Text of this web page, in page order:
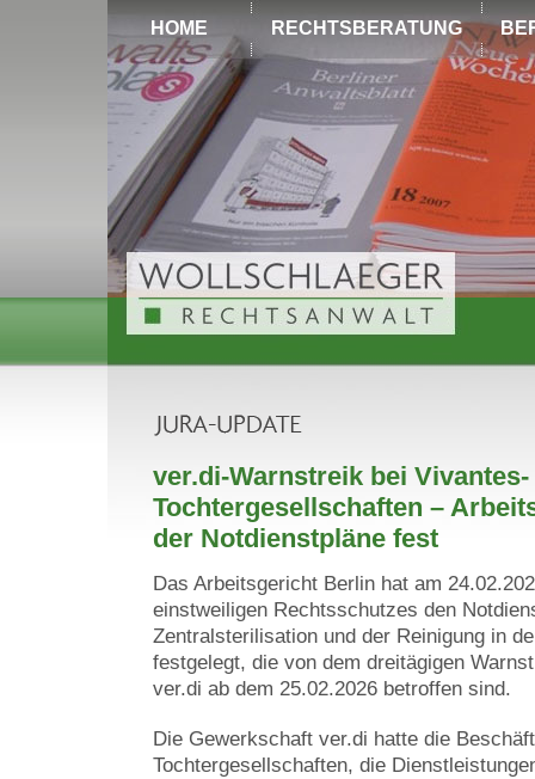
HOME RECHTSBERATUNG
ver.di-Warnstreik bei Vivantes-
Tochtergesellschaften –
der Notdienstpläne fest
Das Arbeitsgericht Berlin hat am
einstweiligen Rechtsschutzes den
Zentralsterilisation und der Reinigung in
festgelegt, die von dem dreitägigen
ver.di ab dem 25.02.2026 betroffen sind.
Die Gewerkschaft ver.di hatte die
Tochtergesellschaften, die